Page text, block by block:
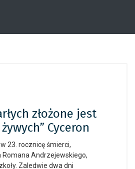
złożone jest
Cyceron
23. rocznicę śmierci,
Andrzejewskiego,
Zaledwie dwa dni